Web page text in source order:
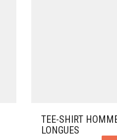
TEE-SHIRT
LONGUES